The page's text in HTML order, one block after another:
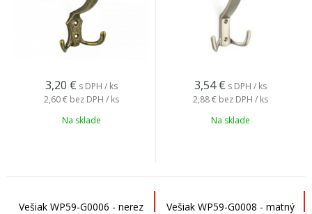
3,20 € s DPH / ks
2,60 € bez DPH / ks
Na sklade
3,54 € s DPH / ks
2,88 € bez DPH / ks
Na sklade
Vešiak WP59-G0006 - nerez
Vešiak WP59-G0008 - matný